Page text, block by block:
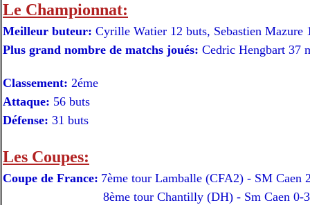
Le Championnat:
Meilleur buteur: Cyrille Watier 12 buts, Sebastien Mazure
Plus grand nombre de matchs joués: Cedric Hengbart 37
Classement: 2éme
Attaque: 56 buts
Défense: 31 buts
Les Coupes:
Coupe de France: 7ème tour Lamballe (CFA2) - SM Caen
8ème tour Chantilly (DH) - Sm Caen 0-3